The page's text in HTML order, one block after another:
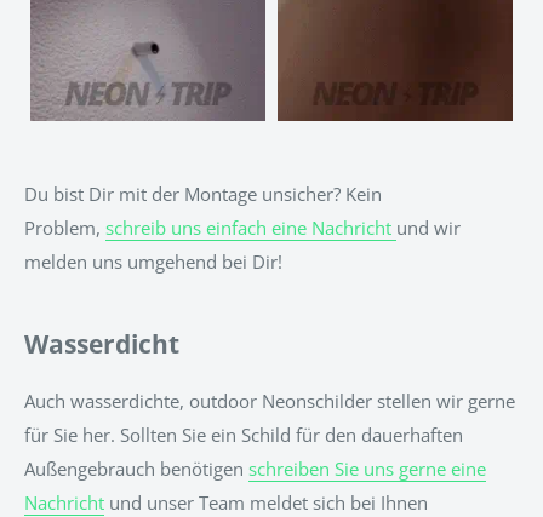
Du bist Dir mit der Montage unsicher? Kein
Problem, schreib uns einfach eine Nachricht und wir
melden uns umgehend bei Dir!
Wasserdicht
Auch wasserdichte, outdoor Neonschilder stellen wir gerne
für Sie her. Sollten Sie ein Schild für den dauerhaften
Außengebrauch benötigen schreiben Sie uns gerne eine
Nachricht und unser Team meldet sich bei Ihnen